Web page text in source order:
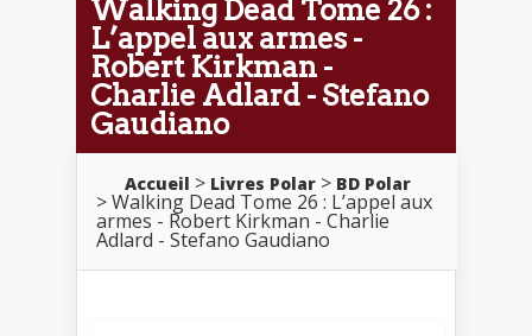
Walking Dead Tome 26 :
L’appel aux armes -
Robert Kirkman -
Charlie Adlard - Stefano
Gaudiano
Accueil Livres Polar BD Polar
Walking Dead Tome 26 : L’appel aux
armes - Robert Kirkman - Charlie
Adlard - Stefano Gaudiano